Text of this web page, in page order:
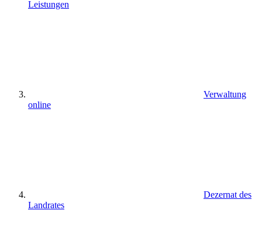
Leistungen
Verwaltung
online
Dezernat des
Landrates